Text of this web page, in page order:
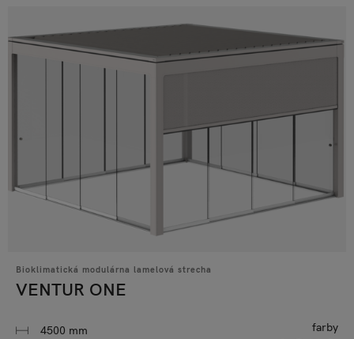
Bioklimatická modulárna lamelová strecha
VENTUR ONE
4500 mm
farby